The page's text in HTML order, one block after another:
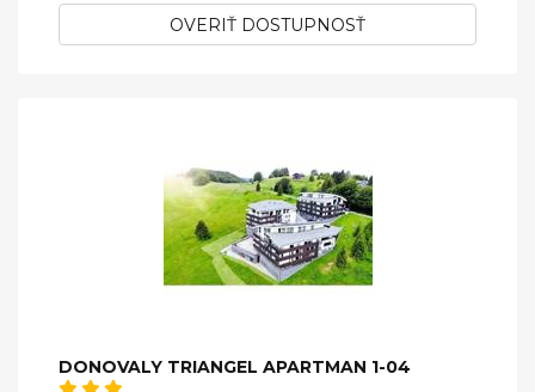
OVERIŤ DOSTUPNOSŤ
DONOVALY TRIANGEL APARTMAN 1-04